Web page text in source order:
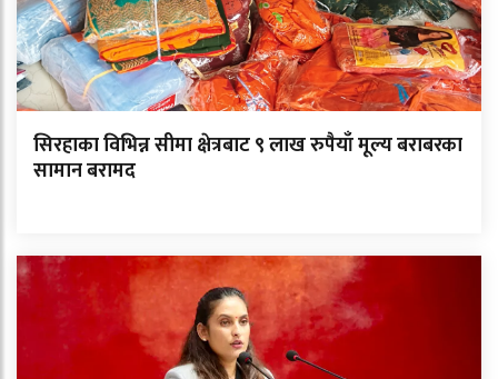
सिरहाका विभिन्न सीमा क्षेत्रबाट ९ लाख रुपैयाँ मूल्य बराबरका
सामान बरामद